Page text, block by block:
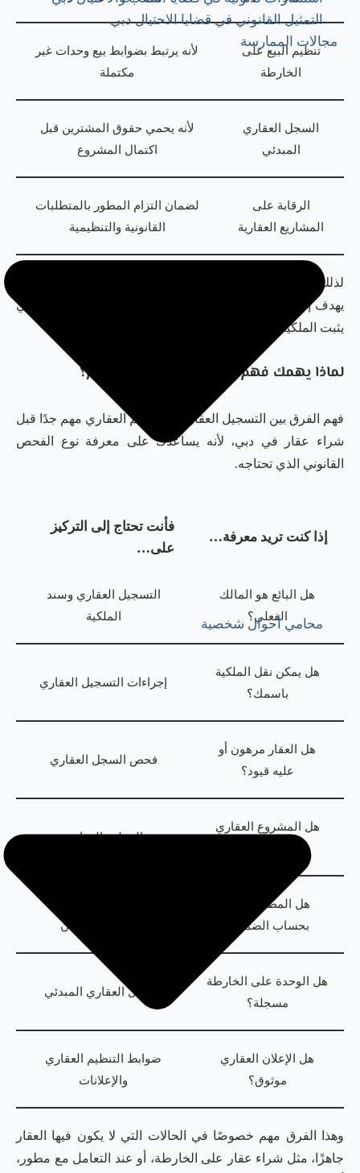
التمثيل القانوني في قضايا الاحتيال دبي
مجالات الممارسة
محامي أحوال شخصية
تنظيم البيع على
الخارطة
لأنه يرتبط بضوابط بيع وحدات غير
مكتملة
السجل العقاري
المبدئي
لأنه يحمي حقوق المشترين قبل
اكتمال المشروع
الرقابة على
المشاريع العقارية
لضمان التزام المطور بالمتطلبات
القانونية والتنظيمية
لذلك، يمكن القول إن التنظيم العقاري هو الإطار الأوسع الذي
يهدف إلى ضبط السوق، بينما التسجيل العقاري هو الإجراء الذي
يثبت الملكية أو الحق العقاري داخل هذا السوق.
لماذا يهمك فهم الفرق كمشترٍ أو مستثمر؟
فهم الفرق بين التسجيل العقاري والتنظيم العقاري مهم جدًا قبل
شراء عقار في دبي، لأنه يساعدك على معرفة نوع الفحص
القانوني الذي تحتاجه.
إذا كنت تريد معرفة…
فأنت تحتاج إلى التركيز
على…
هل البائع هو المالك
الفعلي؟
التسجيل العقاري وسند
الملكية
هل يمكن نقل الملكية
باسمك؟
إجراءات التسجيل العقاري
هل العقار مرهون أو
عليه قيود؟
فحص السجل العقاري
هل المشروع العقاري
التنظيم العقاري
هل المطور ملتزم
بحساب الضمان؟
وحسابات الضمان
هل الوحدة على الخارطة
مسجلة؟
السجل العقاري المبدئي
هل الإعلان العقاري
موثوق؟
ضوابط التنظيم العقاري
والإعلانات
وهذا الفرق مهم خصوصًا في الحالات التي لا يكون فيها العقار
جاهزًا، مثل شراء عقار على الخارطة، أو عند التعامل مع مطور،